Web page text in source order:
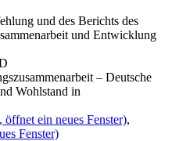
und des Berichts des
und Entwicklung
– Deutsche
Wohlstand in
ein neues Fenster),
Fenster)